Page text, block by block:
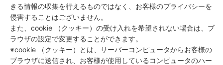
きる情報の収集を行えるものではなく、お客様のプライバシーを
侵害することはございません。
また、cookie （クッキー）の受け入れを希望されない場合は、ブ
ラウザの設定で変更することができます。
※cookie （クッキー）とは、サーバーコンピュータからお客様の
ブラウザに送信され、お客様が使用しているコンピュータのハー